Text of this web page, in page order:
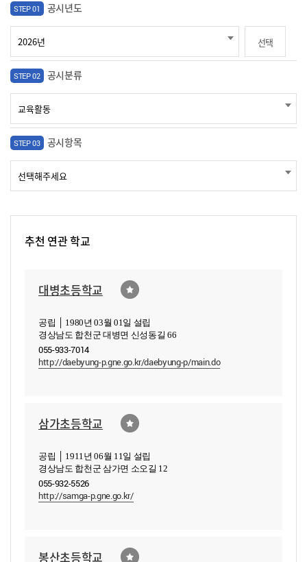
STEP 01 공시년도
선택
STEP 02 공시분류
STEP 03 공시항목
추천 연관 학교
대병초등학교
공립 │ 1980년 03월 01일 설립
경상남도 합천군 대병면 신성동길 66
055-933-7014
http://daebyung-p.gne.go.kr/daebyung-p/main.do
삼가초등학교
공립 │ 1911년 06월 11일 설립
경상남도 합천군 삼가면 소오길 12
055-932-5526
http://samga-p.gne.go.kr/
봉산초등학교